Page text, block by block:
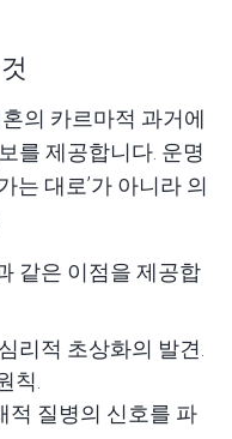
의 카르마적 과거에
를 제공합니다. 운명
는 대로’가 아니라 의
같은 이점을 제공합
리적 초상화의 발견.
칙.
적 질병의 신호를 파